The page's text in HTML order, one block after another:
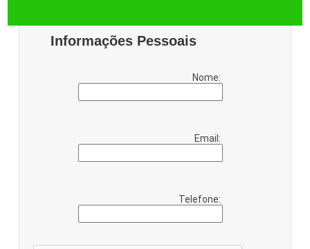
Informações Pessoais
Nome:
Email:
Telefone: